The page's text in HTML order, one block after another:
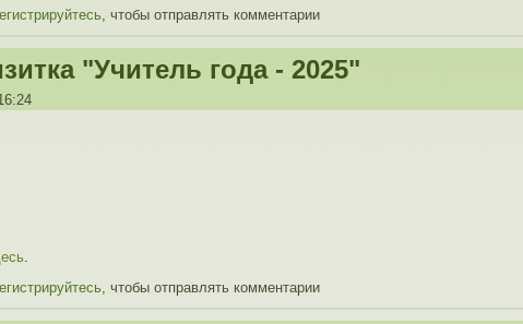
, чтобы отправлять комментарии
"Учитель года - 2025"
.
, чтобы отправлять комментарии